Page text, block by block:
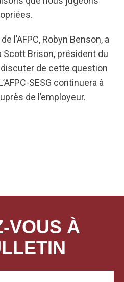
l’AFPC, Robyn Benson, a
Scott Brison, président du
de cette question
SESG continuera à
de l’employeur.
VOUS À